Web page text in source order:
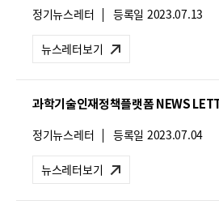
뉴
레
터
유
형
:
정기뉴스레터 등록일 2023.07.13
뉴스레터보기
과학기술인재정책플랫폼 NEWS
뉴
레
터
유
정기뉴스레터 등록일 2023.07.04
뉴스레터보기